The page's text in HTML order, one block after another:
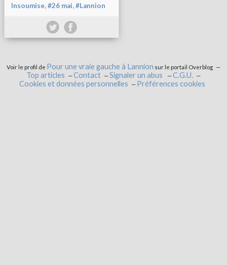
Insoumise,#26 mai,#Lannion
Voir le profil de Pour une vraie gauche à Lannion sur le portail Overblog
Top articles Contact Signaler un abus
C.G.U.
Cookies et données personnelles
Préférences cookies